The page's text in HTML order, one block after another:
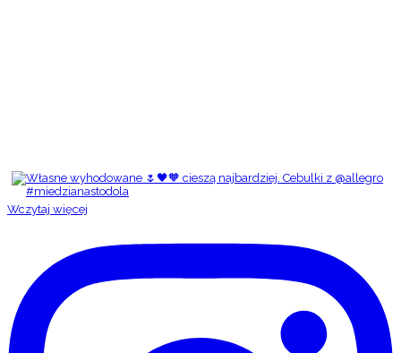
Wczytaj więcej